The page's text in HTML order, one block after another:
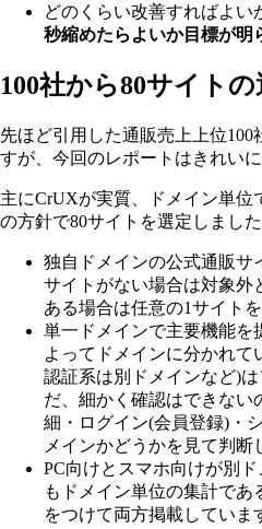
どのくらい改善すればよ
秒縮めたらよいか目標が明
100社から80サイト
先ほど引用した通販売上上位100
すが、今回のレポートはきれい
主にCrUXが実質、ドメイン単位
の方針で80サイトを選定しました
独自ドメインの公式通販サ
サイトがない場合は対象外
ある場合は任意の1サイトを
単一ドメインで主要機能を
よってドメインに分かれ
認証系は別ドメインなど)
だ、細かく確認はできない
細・ログイン(会員登録)・
メインかどうかを見て判断
PC向けとスマホ向けが別
もドメイン単位の集計であ
をつけて両方掲載していま